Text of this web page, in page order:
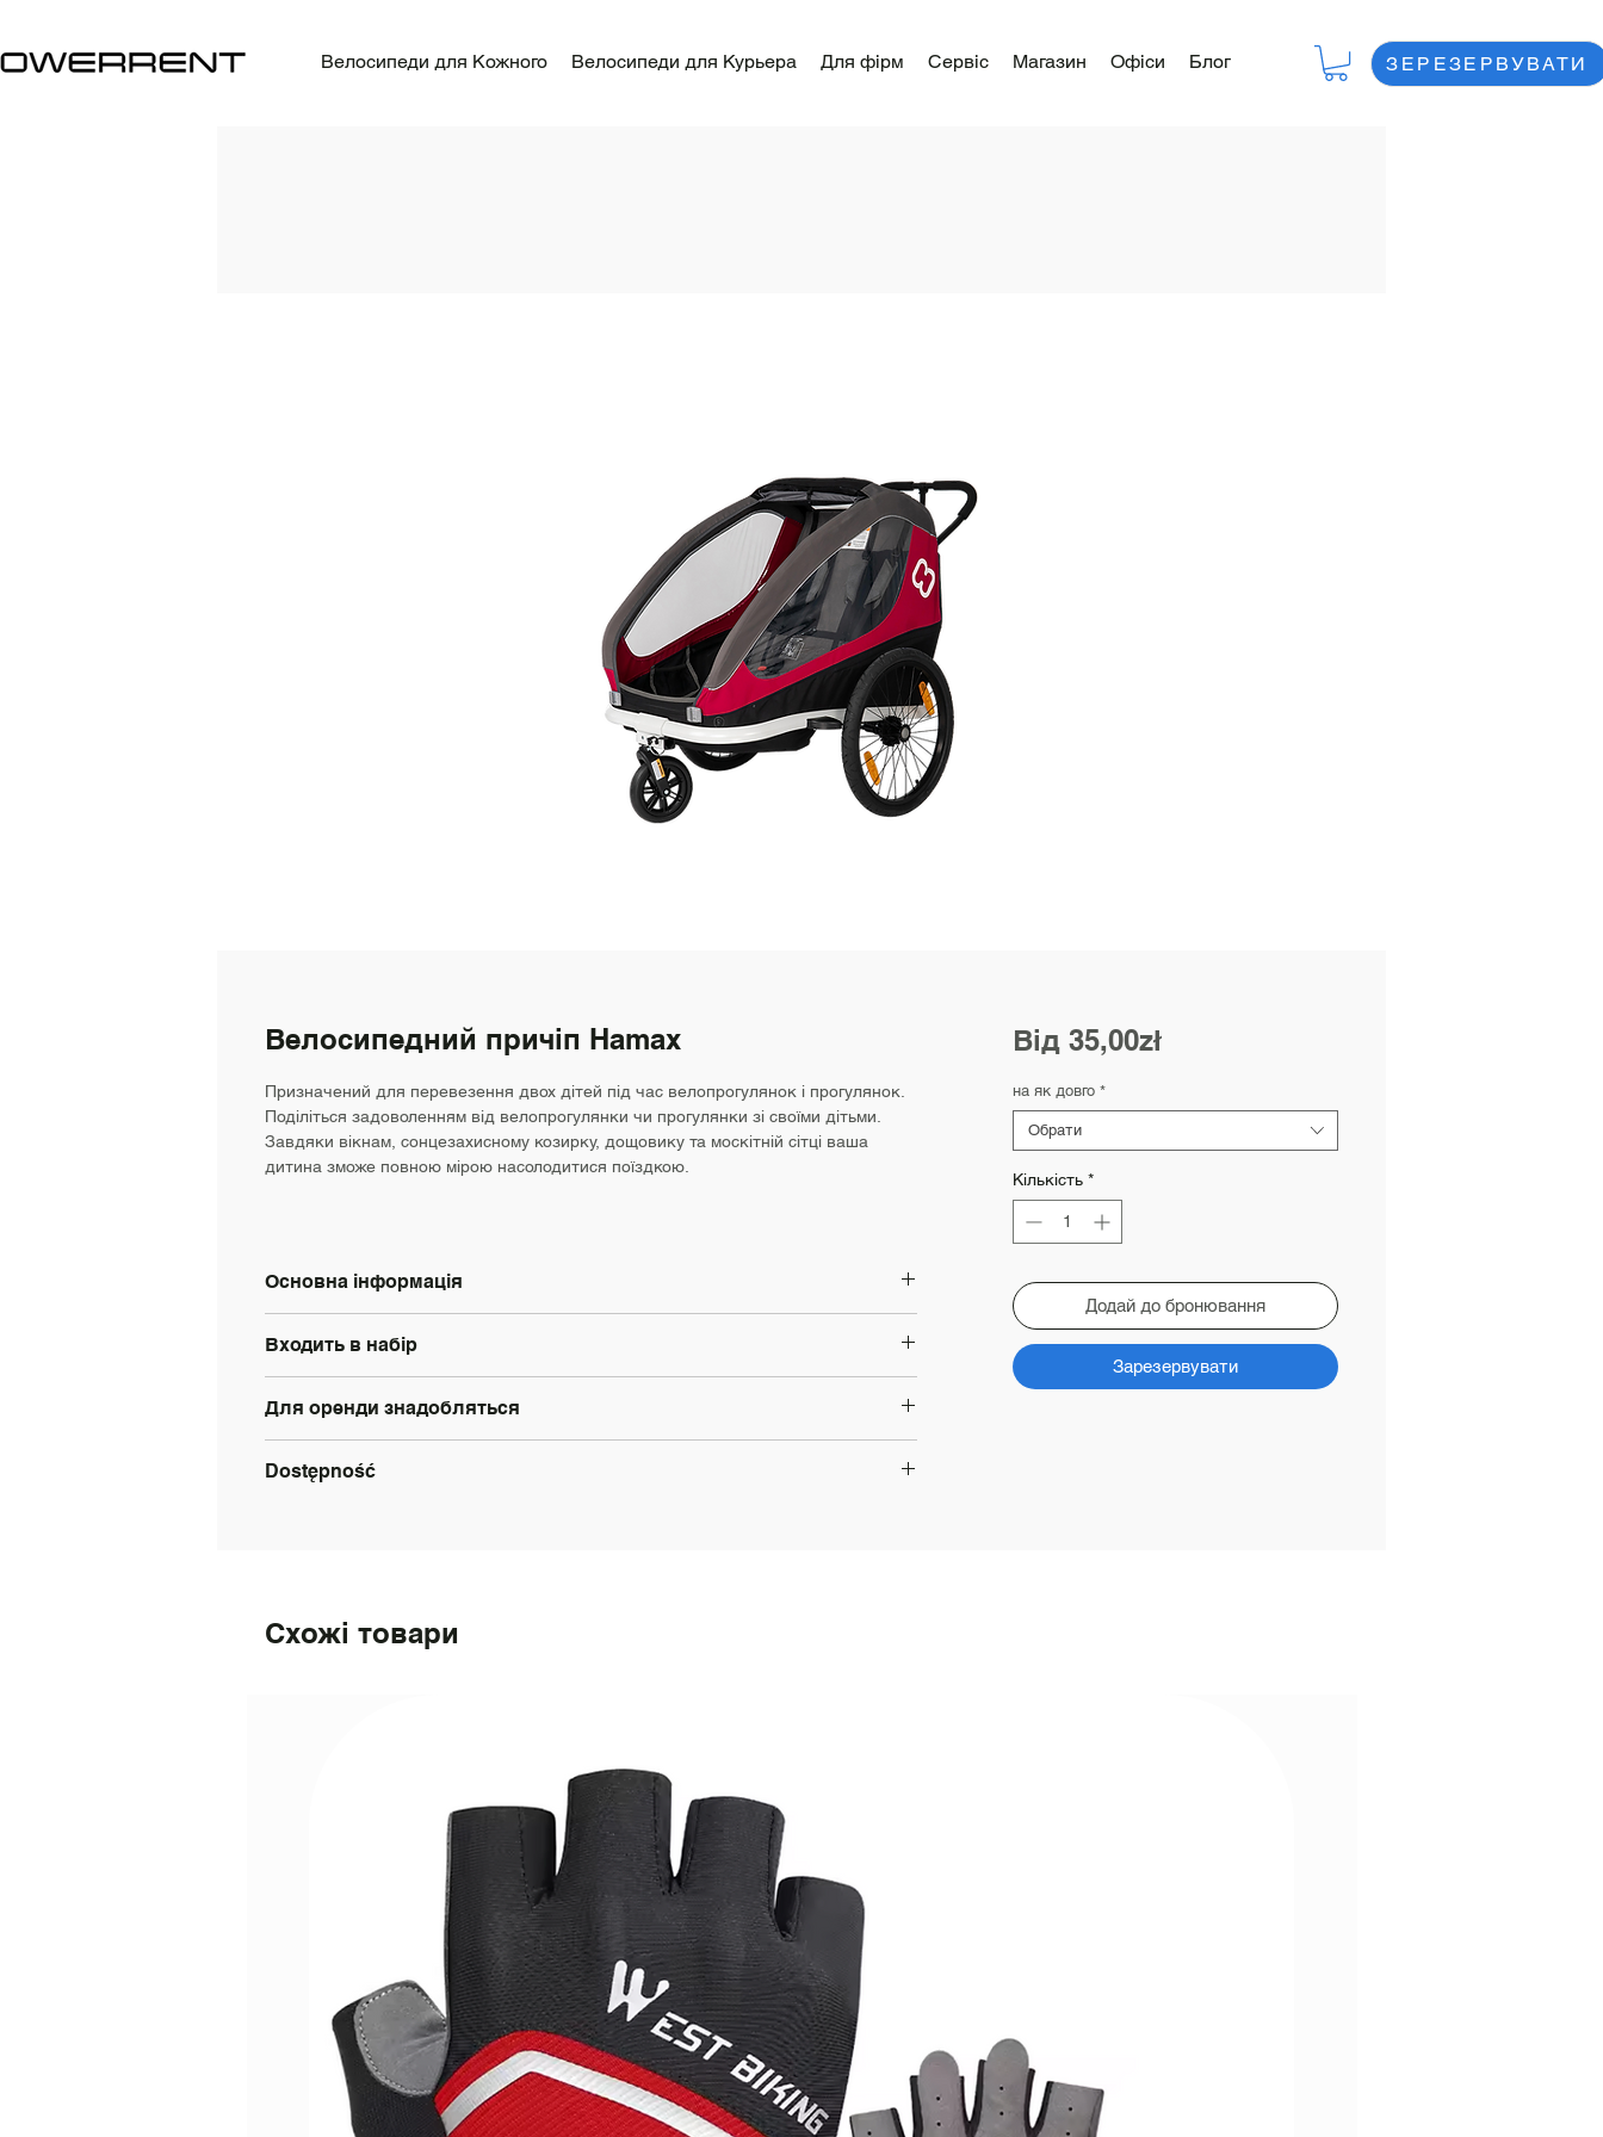
Велосипеди для Кожного Велосипеди для Курьера Для фірм Сервіс Магазин Офіси Блог ЗЕРЕЗЕРВУВАТИ
Велосипедний причіп Hamax
Призначений для перевезення двох дітей під час велопрогулянок і прогулянок.
Поділіться задоволенням від велопрогулянки чи прогулянки зі своїми дітьми.
Завдяки вікнам, сонцезахисному козирку, дощовику та москітній сітці ваша
дитина зможе повною мірою насолодитися поїздкою.
Основна інформація
Навантаження: до 48 кг
Гальма: ножні
Розмір коліс: 24"
Входить в набір
Шолом: так
Освітлення: Так
Для оренди знадобляться
номер PESEL, якщо його видано;
Dostępność
Від 35,00złЗа
на як довго *
Обрати
Кількість *
Додай до бронювання
Зарезервувати
Схожі товари